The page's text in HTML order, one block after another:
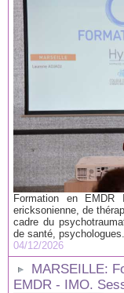
Formation en EMDR
ericksonienne, de
cadre du
de santé,
04/12/2026
MARSEILLE:
EMDR - IMO.